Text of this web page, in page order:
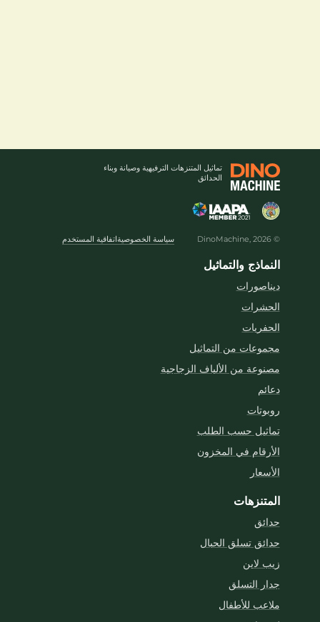
تماثيل المتنزهات الترفيهية وصيانة وبناء
الحدائق
© DinoMachine, 2026 سياسة الخصوصيةاتفاقية المستخدم
النماذج والتماثيل
ديناصورات
الحشرات
الحفريات
مجموعات من التماثيل
مصنوعة من الألياف الزجاجية
دعائم
روبوتات
تماثيل حسب الطلب
الأرقام في المخزون
الأسعار
المتنزهات
حدائق
حدائق تسلق الحبال
زيب لاين
جدار التسلق
ملاعب للأطفال